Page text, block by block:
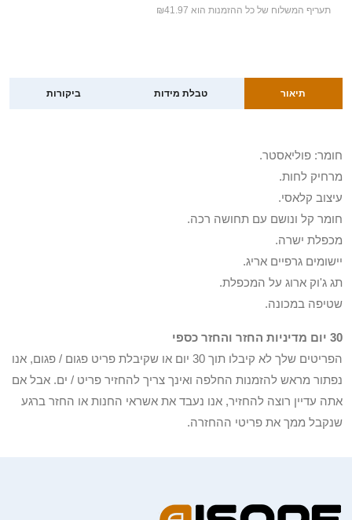
תעריף המשלוח של כל ההזמנות הוא ₪41.97
תיאור טבלת מידות ביקורות
חומר: פוליאסטר.
מרחיק לחות.
עיצוב קלאסי.
חומר קל ונושם עם תחושה רכה.
מכפלת ישרה.
יישומים גרפיים אריג.
תג ג'וק ארוג על המכפלת.
שטיפה במכונה.
30 יום מדיניות החזר והחזר כספי
הפריטים שלך לא קיבלו תוך 30 יום או שקיבלת פריט פגום / פגום, אנו
נפתור מראש להזמנות החלפה ואינך צריך להחזיר פריט / ים. אבל אם
אתה עדיין רוצה להחזיר, אנו נעבד את אשראי החנות או החזר ברגע
שנקבל ממך את פריטי ההחזרה.